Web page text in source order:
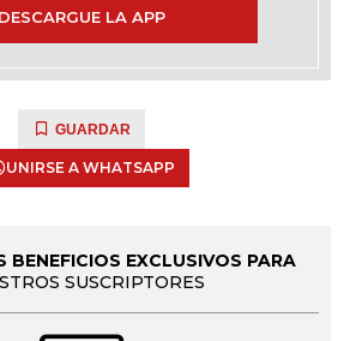
DESCARGUE LA APP
GUARDAR
UNIRSE A WHATSAPP
BENEFICIOS EXCLUSIVOS PARA
SUSCRIPTORES